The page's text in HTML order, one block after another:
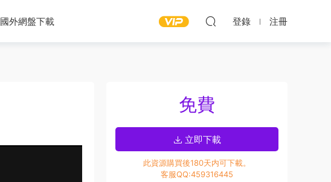
國外網盤下載 登錄 注冊
免費
立即下載
此資源購買後180天内可下載。
客服QQ:459316445